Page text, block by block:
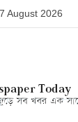
August 2026